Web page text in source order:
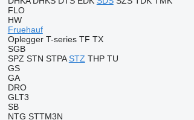
FLO
HW
Fruehauf
Oplegger T-series TF TX
SGB
SPZ STN STPA STZ THP TU
GS
GA
DRO
GLT3
SB
NTG STTM3N